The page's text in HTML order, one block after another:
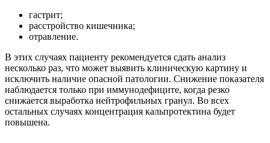
гастрит;
расстройство кишечника;
отравление.
В этих случаях пациенту рекомендуется сдать анализ
несколько раз, что может выявить клиническую картину и
исключить наличие опасной патологии. Снижение показателя
наблюдается только при иммунодефиците, когда резко
снижается выработка нейтрофильных гранул. Во всех
остальных случаях концентрация кальпротектина будет
повышена.